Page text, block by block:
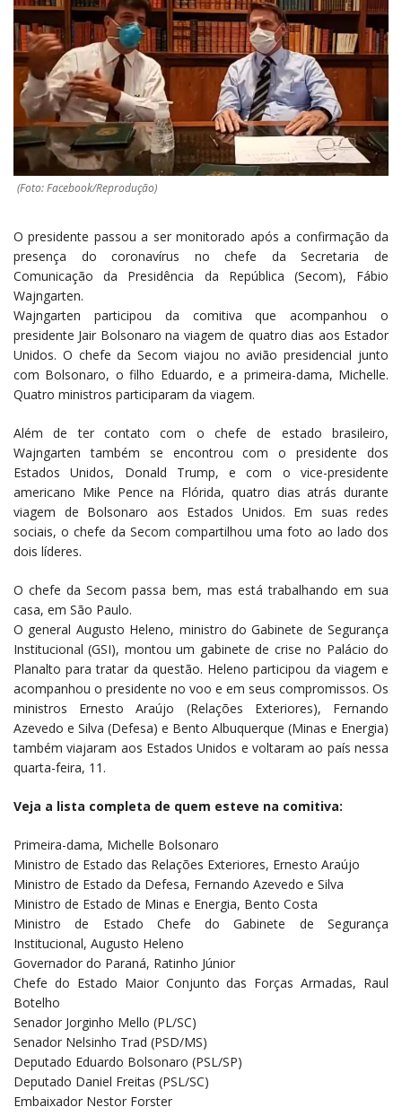
(Foto: Facebook/Reprodução)
O presidente passou a ser monitorado após a confirmação da
presença do coronavírus no chefe da Secretaria de
Comunicação da Presidência da República (Secom), Fábio
Wajngarten.
Wajngarten participou da comitiva que acompanhou o
presidente Jair Bolsonaro na viagem de quatro dias aos Estador
Unidos. O chefe da Secom viajou no avião presidencial junto
com Bolsonaro, o filho Eduardo, e a primeira-dama, Michelle.
Quatro ministros participaram da viagem.
Além de ter contato com o chefe de estado brasileiro,
Wajngarten também se encontrou com o presidente dos
Estados Unidos, Donald Trump, e com o vice-presidente
americano Mike Pence na Flórida, quatro dias atrás durante
viagem de Bolsonaro aos Estados Unidos. Em suas redes
sociais, o chefe da Secom compartilhou uma foto ao lado dos
dois líderes.
O chefe da Secom passa bem, mas está trabalhando em sua
casa, em São Paulo.
O general Augusto Heleno, ministro do Gabinete de Segurança
Institucional (GSI), montou um gabinete de crise no Palácio do
Planalto para tratar da questão. Heleno participou da viagem e
acompanhou o presidente no voo e em seus compromissos. Os
ministros Ernesto Araújo (Relações Exteriores), Fernando
Azevedo e Silva (Defesa) e Bento Albuquerque (Minas e Energia)
também viajaram aos Estados Unidos e voltaram ao país nessa
quarta-feira, 11.
Veja a lista completa de quem esteve na comitiva:
Primeira-dama, Michelle Bolsonaro
Ministro de Estado das Relações Exteriores, Ernesto Araújo
Ministro de Estado da Defesa, Fernando Azevedo e Silva
Ministro de Estado de Minas e Energia, Bento Costa
Ministro de Estado Chefe do Gabinete de Segurança
Institucional, Augusto Heleno
Governador do Paraná, Ratinho Júnior
Chefe do Estado Maior Conjunto das Forças Armadas, Raul
Botelho
Senador Jorginho Mello (PL/SC)
Senador Nelsinho Trad (PSD/MS)
Deputado Eduardo Bolsonaro (PSL/SP)
Deputado Daniel Freitas (PSL/SC)
Embaixador Nestor Forster